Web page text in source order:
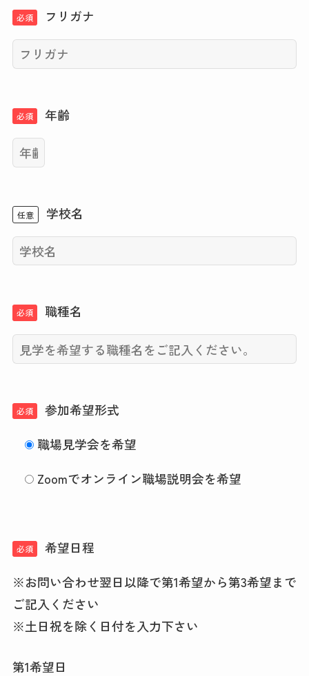
必須 フリガナ
必須 年齢
任意 学校名
必須 職種名
必須
参加希望形式
職場見学会を希望
Zoomでオンライン職場説明会を希望
必須
希望日程
※お問い合わせ翌日以降で第1希望から第3希望まで
ご記入ください
※土日祝を除く日付を入力下さい
第1希望日